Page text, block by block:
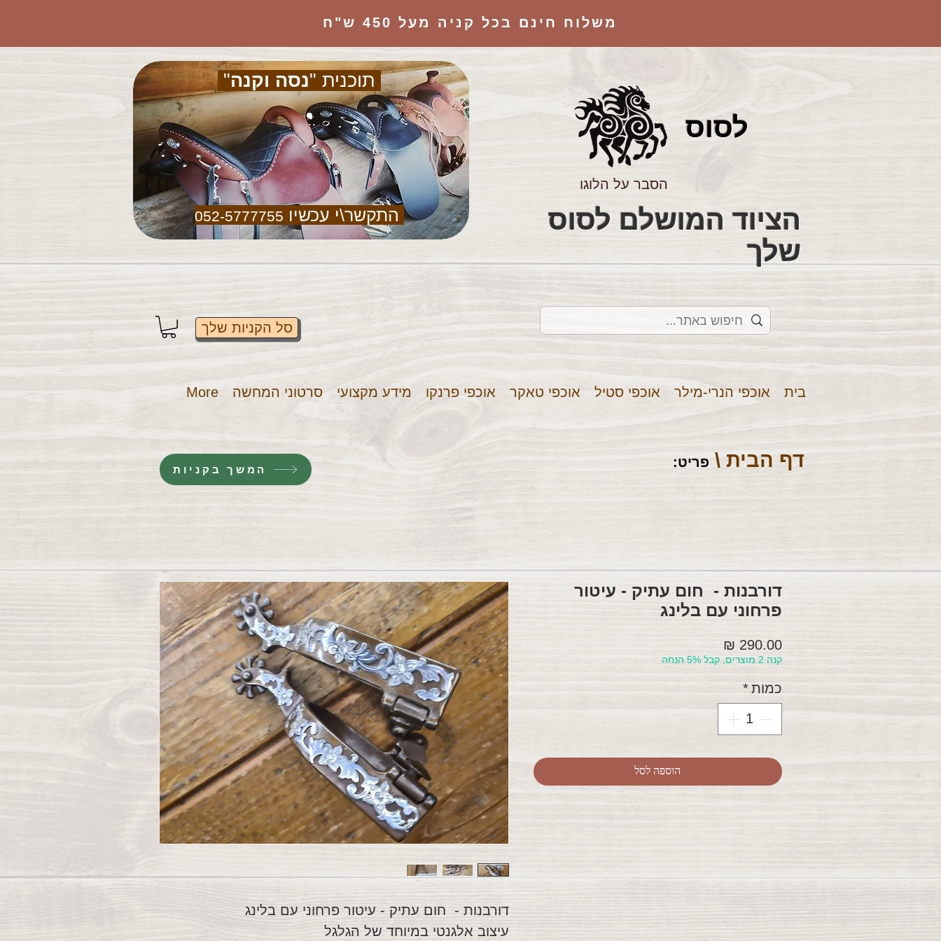
משלוח חינם בכל קניה מעל 450 ש"ח
תוכנית "נסה וקנה"
התקשר\י עכשיו 052-5777755
סל הקניות שלך
לסוס
הסבר על הלוגו
שלך
בית אוכפי הנרי-מילר אוכפי סטיל אוכפי טאקר אוכפי פרנקו מידע מקצועי סרטוני המחשה More
דף הבית \ פריט:
דורבנות - חום עתיק - עיטור פרחוני עם בלינג
עיצוב אלגנטי במיוחד של הגלגל
דורבנות - חום עתיק - עיטור
פרחוני עם בלינג
‏290.00 ‏₪
קנה 2 מוצרים, קבל 5% הנחה
כמות *
הוספה לסל
המשך בקניות